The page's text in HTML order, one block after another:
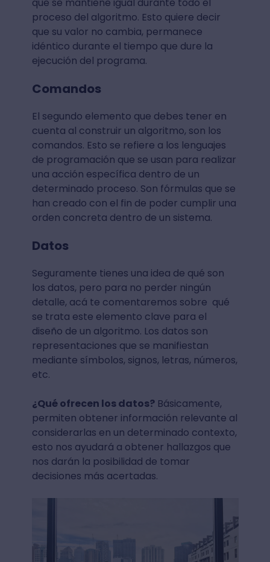
proceso del algoritmo. Esto quiere decir
que su valor no cambia, permanece
idéntico durante el tiempo que dure la
ejecución del programa.
Comandos
El segundo elemento que debes tener en
cuenta al construir un algoritmo, son los
comandos. Esto se refiere a los lenguajes
de programación que se usan para realizar
una acción específica dentro de un
determinado proceso. Son fórmulas que se
han creado con el fin de poder cumplir una
orden concreta dentro de un sistema.
Datos
Seguramente tienes una idea de qué son
los datos, pero para no perder ningún
detalle, acá te comentaremos sobre qué
se trata este elemento clave para el
diseño de un algoritmo. Los datos son
representaciones que se manifiestan
mediante símbolos, signos, letras, números,
etc.
¿Qué ofrecen los datos?Básicamente,
permiten obtener información relevante al
considerarlas en un determinado contexto,
esto nos ayudará a obtener hallazgos que
nos darán la posibilidad de tomar
decisiones más acertadas.